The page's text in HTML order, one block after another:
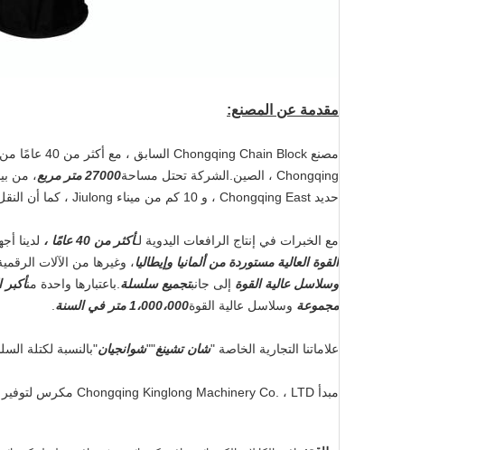
مقدمة عن المصنع:
Chongqing ، الصين.الشركة تحتل مساحة
27000 متر مربع
حديد Chongqing East ، و 10 كم من ميناء Jiulong ، كما أن النقل البري والمائي مريح.
مع الخبرات في إنتاج الرافعات اليدوية لـأكثر من 40 عامًا ، لدينا
القوة العالية مستوردة من ألمانيا وإيطاليا، وغيرها من الآلات
وسلاسل عالية القوة إلى جانبتجميع سلسلة .باعتبارها واحدة منأكبر
مجموعة وسلاسل عالية القوة1،000،000 متر في السنة
علاماتنا التجارية الخاصة "شان تشينغ""شوانجيان"بالنسبة لكتلة
مبدأ Chongqing Kinglong Machinery Co. ، LTD مكرس لتوفير منتجات من الدرجة الأولى وخدمات مرضية بعد البيع.